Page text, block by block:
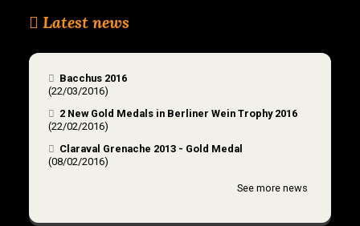
Latest news
Bacchus 2016
(22/03/2016)
2 New Gold Medals in Berliner Wein Trophy 2016
(22/02/2016)
Claraval Grenache 2013 - Gold Medal
(08/02/2016)
See more news